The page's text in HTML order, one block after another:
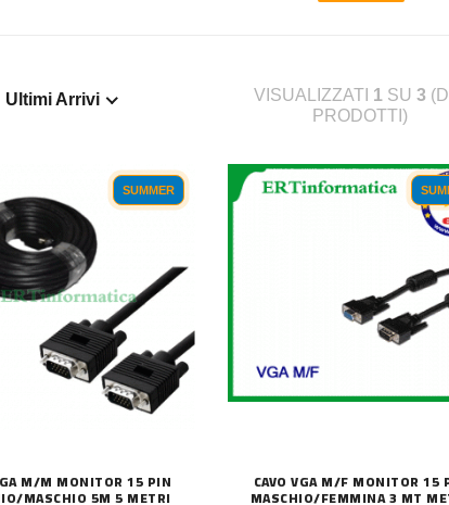
Ultimi Arrivi VISUALIZZATI 1 SU 3 (DI
PRODOTTI)
SUMMER
M/M MONITOR 15 PIN
MASCHIO 5M 5 METRI
CAVO VGA M/F MONITOR 15
MASCHIO/FEMMINA 3 MT